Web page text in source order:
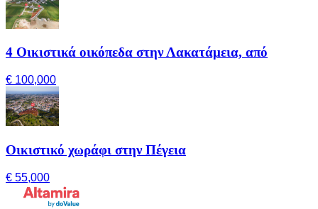
4 Οικιστικά οικόπεδα στην Λακατάμεια, από
€ 100,000
Οικιστικό χωράφι στην Πέγεια
€ 55,000